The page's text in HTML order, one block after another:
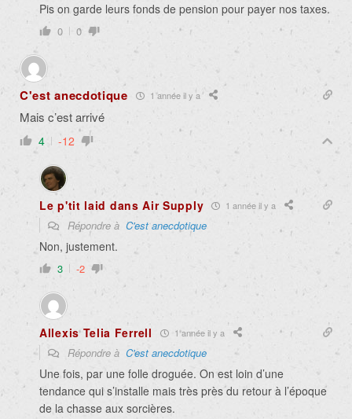
Pis on garde leurs fonds de pension pour payer nos taxes.
0 0
C'est anecdotique 1 année il y a
Mais c’est arrivé
4 -12
Le p'tit laid dans Air Supply 1 année il y a
Répondre à C'est anecdotique
Non, justement.
3 -2
Allexis Telia Ferrell 1 année il y a
Répondre à C'est anecdotique
Une fois, par une folle droguée. On est loin d’une
tendance qui s’installe mais très près du retour à l’époque
de la chasse aux sorcières.